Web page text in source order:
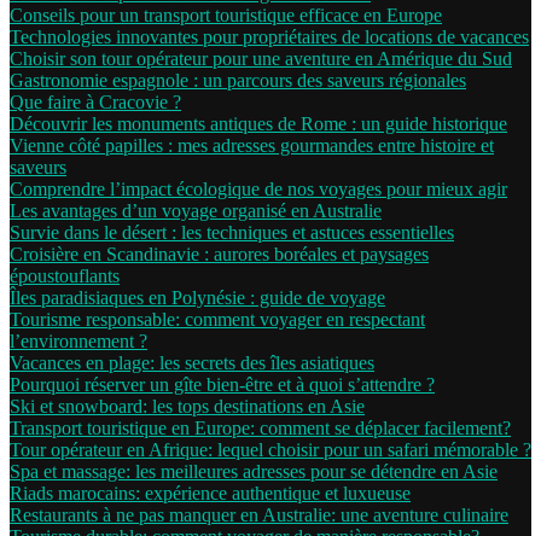
Conseils pour un transport touristique efficace en Europe
Technologies innovantes pour propriétaires de locations de vacances
Choisir son tour opérateur pour une aventure en Amérique du Sud
Gastronomie espagnole : un parcours des saveurs régionales
Que faire à Cracovie ?
Découvrir les monuments antiques de Rome : un guide historique
Vienne côté papilles : mes adresses gourmandes entre histoire et
saveurs
Comprendre l’impact écologique de nos voyages pour mieux agir
Les avantages d’un voyage organisé en Australie
Survie dans le désert : les techniques et astuces essentielles
Croisière en Scandinavie : aurores boréales et paysages
époustouflants
Îles paradisiaques en Polynésie : guide de voyage
Tourisme responsable: comment voyager en respectant
l’environnement ?
Vacances en plage: les secrets des îles asiatiques
Pourquoi réserver un gîte bien-être et à quoi s’attendre ?
Ski et snowboard: les tops destinations en Asie
Transport touristique en Europe: comment se déplacer facilement?
Tour opérateur en Afrique: lequel choisir pour un safari mémorable ?
Spa et massage: les meilleures adresses pour se détendre en Asie
Riads marocains: expérience authentique et luxueuse
Restaurants à ne pas manquer en Australie: une aventure culinaire